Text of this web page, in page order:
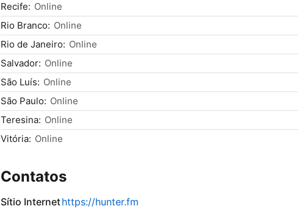
Recife: Online
Rio Branco: Online
Rio de Janeiro: Online
Salvador: Online
São Luís: Online
São Paulo: Online
Teresina: Online
Vitória: Online
Contatos
Sítio Internethttps://hunter.fm